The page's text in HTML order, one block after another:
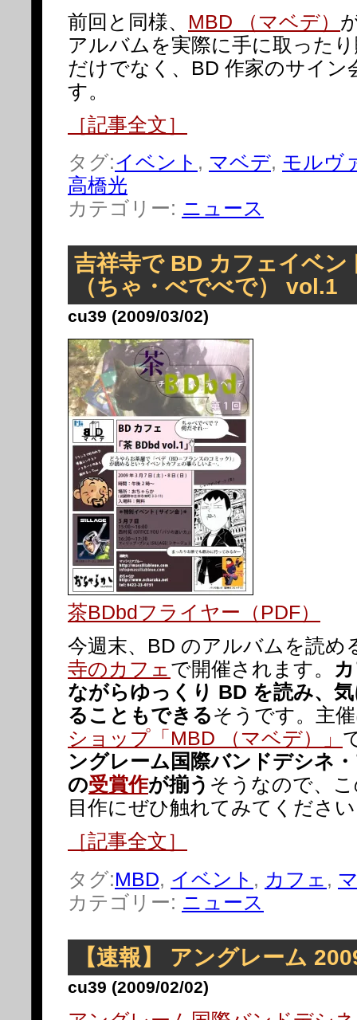
前回と同様、 MBD （マベデ）
アルバムを実際に手に取った
だけでなく、BD 作家のサイン
す。
［記事全文］
タグ:イベント , マベデ, モルヴ
高橋光
カテゴリー: ニュース
吉祥寺で BD カフェイベン
（ちゃ・べでべで） vol.1
cu39 (2009/03/02)
茶BDbdフライヤー（PDF）
今週末、BD のアルバムを読め
寺のカフェで開催されます。
ながらゆっくり BD を読み、
ることもできるそうです。主
ショップ「MBD （マベデ）」
ングレーム国際バンドデシネ
の受賞作が揃う そうなので、
目作にぜひ触れてみてくださ
［記事全文］
タグ:MBD, イベント , カフェ ,
カテゴリー: ニュース
【速報】 アングレーム
cu39 (2009/02/02)